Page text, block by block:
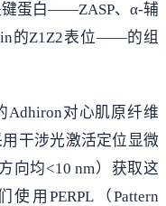
键蛋白——ZASP、α-辅
的Z1Z2表位——的组
Adhiron对心肌原纤维
干涉光激活定位显微
向均<10 nm）获取这
用PERPL（Pattern